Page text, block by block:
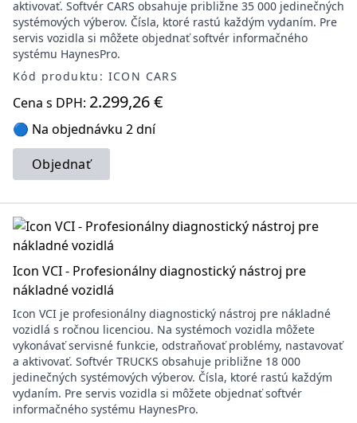
aktivovať. Softvér CARS obsahuje približne 35 000 jedinečných
systémových výberov. Čísla, ktoré rastú každým vydaním. Pre
servis vozidla si môžete objednať softvér informačného
systému HaynesPro.
Kód produktu: ICON CARS
Cena s DPH: 2.299,26 €
🔵 Na objednávku 2 dní
Objednať
Icon VCI - Profesionálny diagnostický nástroj pre
nákladné vozidlá
Icon VCI je profesionálny diagnostický nástroj pre nákladné
vozidlá s ročnou licenciou. Na systémoch vozidla môžete
vykonávať servisné funkcie, odstraňovať problémy, nastavovať
a aktivovať. Softvér TRUCKS obsahuje približne 18 000
jedinečných systémových výberov. Čísla, ktoré rastú každým
vydaním. Pre servis vozidla si môžete objednať softvér
informačného systému HaynesPro.